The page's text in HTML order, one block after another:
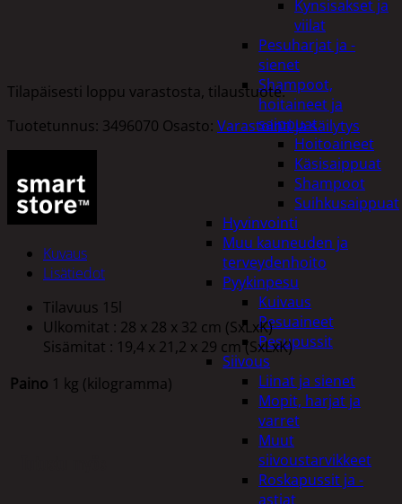
Kynsisakset ja
viilat
Pesuharjat ja -
sienet
Shampoot,
hoitaineet ja
saippuat
Hoitoaineet
Käsisaippuat
Shampoot
Suihkusaippuat
Hyvinvointi
Muu kauneuden ja
terveydenhoito
Pyykinpesu
Kuivaus
Pesuaineet
Pesupussit
Siivous
Liinat ja sienet
Mopit, harjat ja
varret
Muut
siivoustarvikkeet
Roskapussit ja -
astiat
Tilapäisesti loppu varastosta, tilaustuote.
Tuotetunnus: 3496070 Osasto: Varastointi ja säilytys
Kuvaus
Lisätiedot
Tilavuus 15l
Ulkomitat : 28 x 28 x 32 cm (SxLxK)
Sisämitat : 19,4 x 21,2 x 29 cm (SxLxK)
Paino 1 kg (kilogramma)